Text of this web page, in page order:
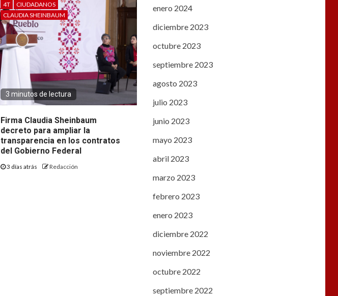
4T
CIUDADANOS
CLAUDIA SHEINBAUM
3 minutos de lectura
Firma Claudia Sheinbaum
decreto para ampliar la
transparencia en los contratos
del Gobierno Federal
3 días atrás Redacción
enero 2024
diciembre 2023
octubre 2023
septiembre 2023
agosto 2023
julio 2023
junio 2023
mayo 2023
abril 2023
marzo 2023
febrero 2023
enero 2023
diciembre 2022
noviembre 2022
octubre 2022
septiembre 2022